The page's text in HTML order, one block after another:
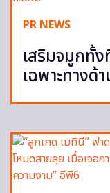
PR NEWS
เสริมจมูกทั้
เฉพาะทางด้